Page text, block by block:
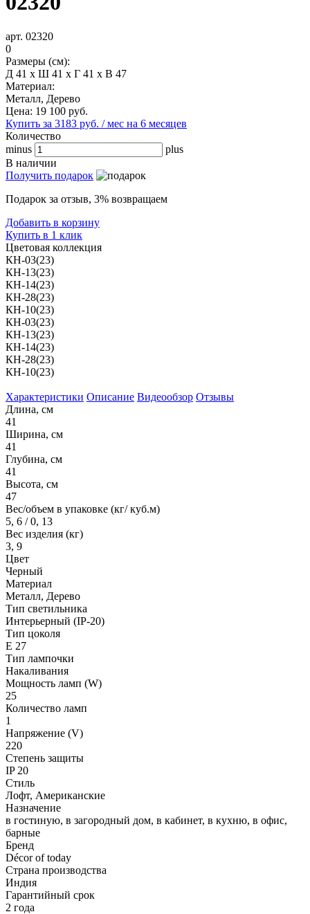
арт. 02320
0
Размеры (см):
Д 41 x Ш 41 x Г 41 x В 47
Материал:
Металл, Дерево
Цена: 19 100 руб.
Купить за 3183 руб. / мес на 6 месяцев
Количество
minus
plus
В наличии
Получить подарок
Подарок за отзыв, 3% возвращаем
Добавить в корзину
Купить в 1 клик
Цветовая коллекция
КН-03(23)
КН-13(23)
КН-14(23)
КН-28(23)
КН-10(23)
КН-03(23)
КН-13(23)
КН-14(23)
КН-28(23)
КН-10(23)
Характеристики Описание Видеообзор Отзывы
Длина, см
41
Ширина, см
41
Глубина, см
41
Высота, см
47
Вес/объем в упаковке (кг/ куб.м)
5, 6 / 0, 13
Вес изделия (кг)
3, 9
Цвет
Черный
Материал
Металл, Дерево
Тип светильника
Интерьерный (IP-20)
Тип цоколя
E 27
Тип лампочки
Накаливания
Мощность ламп (W)
25
Количество ламп
1
Напряжение (V)
220
Степень защиты
IP 20
Стиль
Лофт, Американские
Назначение
в гостиную, в загородный дом, в кабинет, в кухню, в офис,
барные
Бренд
Décor of today
Страна производства
Индия
Гарантийный срок
2 года